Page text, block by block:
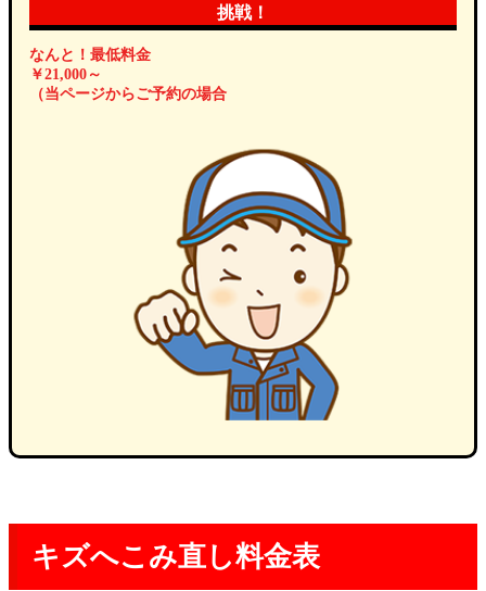
挑戦！
なんと！最低料金
￥21,000～
（当ページからご予約の場合
キズへこみ直し料金表